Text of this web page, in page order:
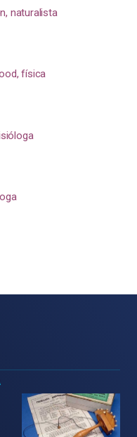
naturalista
física